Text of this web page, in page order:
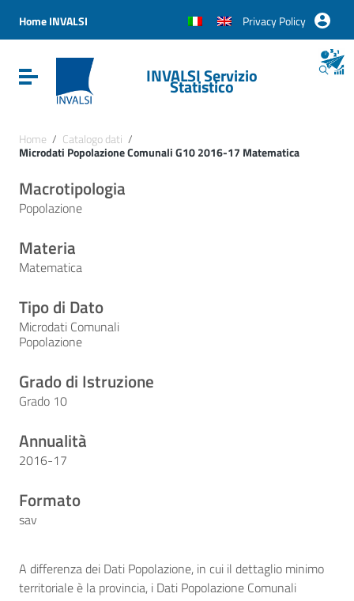
Vai al menu di navigazione
Vai al footer
Home INVALSI Privacy Policy
Attiva / disattiva la navigazioneINVALSI Servizio
Statistico
Home / Catalogo dati /
Microdati Popolazione Comunali G10 2016-17 Matematica
Macrotipologia
Popolazione
Materia
Matematica
Tipo di Dato
Microdati Comunali
Popolazione
Grado di Istruzione
Grado 10
Annualità
2016-17
Formato
sav
A differenza dei Dati Popolazione, in cui il dettaglio minimo
territoriale è la provincia, i Dati Popolazione Comunali